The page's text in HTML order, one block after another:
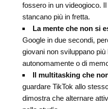
fossero in un videogioco.
stancano più in fretta.
La mente che non si
Google in due secondi,
giovani non sviluppano
autonomamente o di
Il multitasking che
guardare TikTok allo
dimostra che alternare